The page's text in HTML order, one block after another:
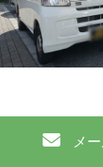
メ